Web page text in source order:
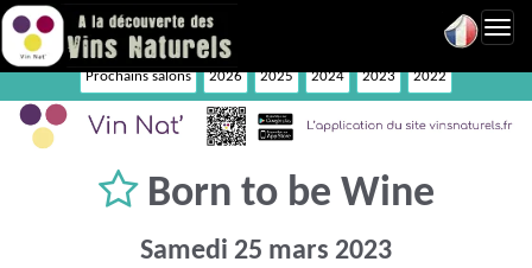
Prochains salons 2026 2025 2024 2023 2022
Born to be Wine
Samedi 25 mars 2023